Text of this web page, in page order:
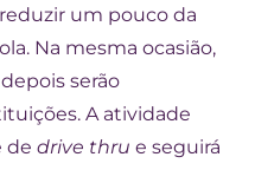
um pouco da
Na mesma ocasião,
serão
A atividade
de drive thru e seguirá